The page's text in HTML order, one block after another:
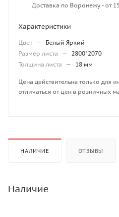
Доставка по Воронежу - от
Характеристики
Цвет —
Белый Яркий
Размер листа
— 2800*2070
Толщина листа
— 18 мм
Цена действительна только для
отличаться от цен в розничных
НАЛИЧИЕ ОТЗЫВЫ
Наличие